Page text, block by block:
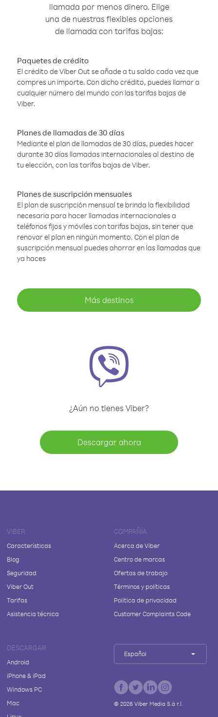
llamada por menos dinero. Elige
una de nuestras flexibles opciones
de llamada con tarifas bajas:
Paquetes de crédito
El crédito de Viber Out se añade a tu saldo cada vez que
compres un importe. Con dicho crédito, puedes llamar a
cualquier número del mundo con las tarifas bajas de
Viber.
Planes de llamadas de 30 días
Mediante el plan de llamadas de 30 días, puedes hacer
durante 30 días llamadas internacionales al destino de
tu elección, con las tarifas bajas de Viber.
Planes de suscripción mensuales
El plan de suscripción mensual te brinda la flexibilidad
necesaria para hacer llamadas internacionales a
teléfonos fijos y móviles con tarifas bajas, sin tener que
renovar el plan en ningún momento. Con el plan de
suscripción mensual puedes ahorrar en las llamadas que
ya haces
Más destinos
¿Aún no tienes Viber?
Descargar ahora
VIBER
Características
Blog
Seguridad
Viber Out
Tarifas
Asistencia técnica
COMPAÑÍA
Acerca de Viber
Centro de marcas
Ofertas de trabajo
Términos y políticas
Política de privacidad
Customer Complaints Code
DESCARGAR
Android
iPhone & iPad
Windows PC
Mac
Español
© 2026Viber Media S.à r.l.